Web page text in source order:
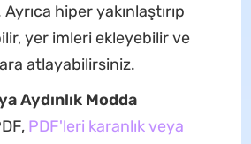
hiper yakınlaştırıp
yer imleri ekleyebilir ve
atlayabilirsiniz.
Aydınlık Modda
PDF'leri karanlık veya